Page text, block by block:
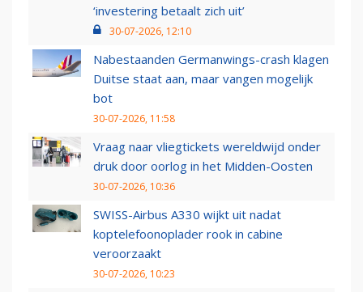
‘investering betaalt zich uit’
30-07-2026, 12:10
Nabestaanden Germanwings-crash klagen
Duitse staat aan, maar vangen mogelijk
bot
30-07-2026, 11:58
Vraag naar vliegtickets wereldwijd onder
druk door oorlog in het Midden-Oosten
30-07-2026, 10:36
SWISS-Airbus A330 wijkt uit nadat
koptelefoonoplader rook in cabine
veroorzaakt
30-07-2026, 10:23